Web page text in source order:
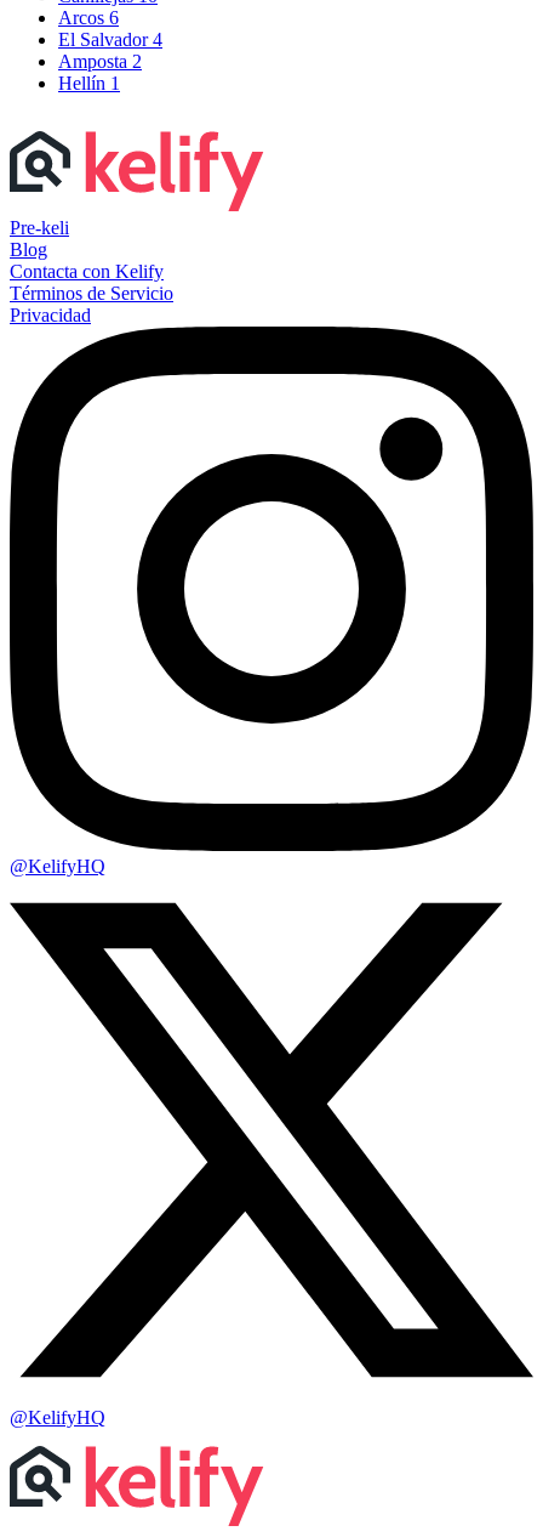
Arcos 6
El Salvador4
Amposta 2
Hellín 1
Pre-keli
Blog
Contacta con Kelify
Términos de Servicio
Privacidad
@KelifyHQ
@KelifyHQ